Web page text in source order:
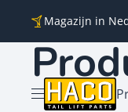
Magazijn in
Menu openen